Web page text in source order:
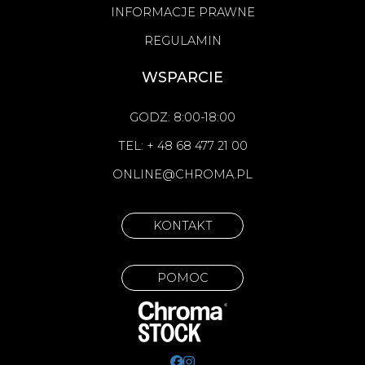
INFORMACJE PRAWNE
REGULAMIN
WSPARCIE
GODZ: 8:00-18:00
TEL: + 48 68 477 21 00
ONLINE@CHROMA.PL
KONTAKT
POMOC